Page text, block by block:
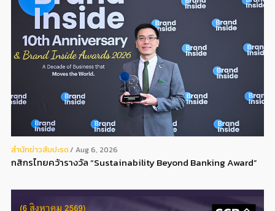
สํานักข่าวสับปะรด Aug 6, 2026
กสิกรไทยคว้ารางวัล “Sustainability Beyond Banking Award”